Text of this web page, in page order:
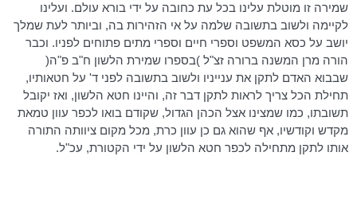
שמירה זו מוטלת עלינו בכל עת כחובה על ידי בורא עולם. ועלינו
לקיימה ולשוב בתשובה שלמה על אי הזהירות בה, וביותר לעת שמלך
יושב על כסא המשפט וספרי חיים וספרי מתים פתוחים לפניו. וכבר
הורה מרן המשנה ברורה זצ"ל )בספרו שמירת הלשון ח"ב פ"ה(
שבבוא האדם לתקן את ענייניו ולשוב בתשובה לפני ד' על חטאותיו,
תחילת הכל צריך לראות לתקן דבר זה, והיינו חטא הלשון, ואז יקובל
תשובתו, כמו שמצינו אצל הכהן הגדול, שקודם בואו לכפר עוון טמאת
מקדש וקודשיו, אף שהוא גם כן עוון כרת, מכל מקום ציוותה התורה
אותו לתקן מתחילה לכפר חטא הלשון על ידי הקטורת, עכ"ל.